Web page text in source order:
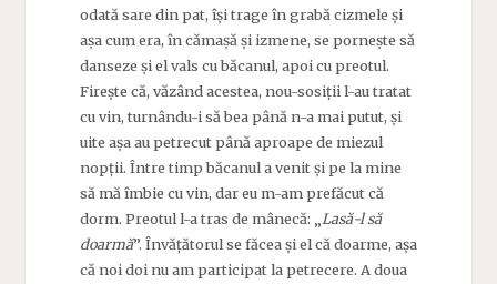
odată sare din pat, își trage în grabă cizmele și
așa cum era, în cămașă și izmene, se pornește să
danseze și el vals cu băcanul, apoi cu preotul.
Firește că, văzând acestea, nou-sosiții l-au tratat
cu vin, turnându-i să bea până n-a mai putut, și
uite așa au petrecut până aproape de miezul
nopții. Între timp băcanul a venit și pe la mine
să mă îmbie cu vin, dar eu m-am prefăcut că
dorm. Preotul l-a tras de mânecă: „Lasă-l să
doarmă”. Învățătorul se făcea și el că doarme, așa
că noi doi nu am participat la petrecere. A doua